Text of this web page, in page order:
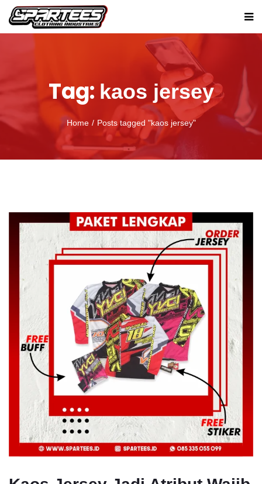
Tag: kaos jersey
Home Posts tagged "kaos jersey"